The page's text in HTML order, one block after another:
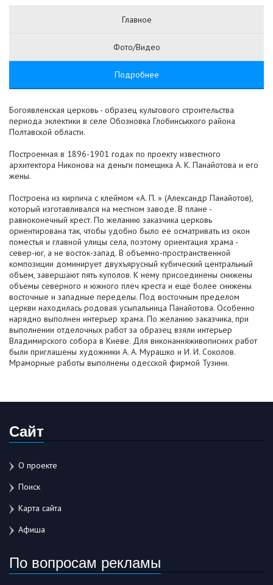
Главное
Фото/Видео
Подробнее
Богоявленская церковь - образец культового строительства
периода эклектики в селе Обозновка Глобинськкого района
Полтавской области.
Построенная в 1896-1901 годах по проекту известного
архитектора Никонова на деньги помещика А. К. Панайотова и его
жены.
Построена из кирпича с клеймом «А. П. » (Александр Панайотов),
который изготавливался на местном заводе. В плане -
равноконечный крест. По желанию заказчика церковь
ориентирована так, чтобы удобно было ее осматривать из окон
поместья и главной улицы села, поэтому ориентация храма -
север-юг, а не восток-запад. В объемно-пространственной
композиции доминирует двухъярусный кубический центральный
объем, завершают пять куполов. К нему присоединены снижены
объемы северного и южного плеч креста и еще более снижены
восточные и западные переделы. Под восточным пределом
церкви находилась родовая усыпальница Панайотова. Особенно
нарядно выполнен интерьер храма. По желанию заказчика, при
выполнении отделочных работ за образец взяли интерьер
Владимирского собора в Киеве. Для виконанняживописних работ
были приглашены художники А. А. Мурашко и И. И. Соколов.
Мраморные работы выполнены одесской фирмой Тузини.
Сайт
О проекте
Поиск
Карта сайта
Афиша
По вопросам рекламы